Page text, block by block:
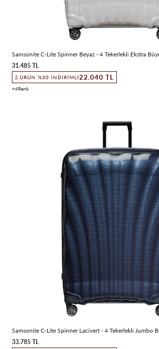
Samsonite C-Lite Spinner Beyaz - 4 Tekerlekli Ekstra
31.485 TL
2.ÜRÜN %30 İNDIRIMLI22.040 TL
4
Samsonite C-Lite Spinner Lacivert - 4 Tekerlekli Jumbo
33.785 TL